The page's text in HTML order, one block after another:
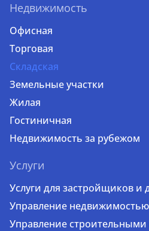
Недвижимость
Офисная
Торговая
Складская
Земельные участки
Жилая
Гостиничная
Недвижимость за рубежом
Услуги
Услуги для застройщиков и
Управление недвижимостью
Управление